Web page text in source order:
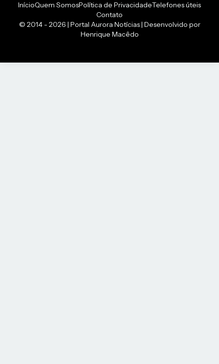
© 2014 - 2026 | Portal Aurora Notícias | Desenvolvido por
Henrique Macêdo
InícioQuem SomosPolítica de PrivacidadeTelefones úteis
Contato